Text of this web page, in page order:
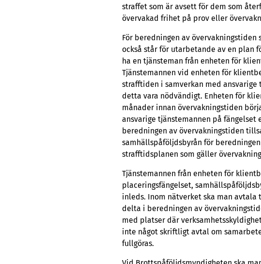
straffet som är avsett för dem som
övervakad frihet på prov eller
För beredningen av
också står för utarbetande av en plan
ha en tjänsteman från enheten för
Tjänstemannen vid enheten för
strafftiden i samverkan med
detta vara nödvändigt. Enheten för
månader innan övervakningstiden
ansvarige tjänstemannen på
beredningen av övervakningstiden
samhällspåföljdsbyrån för
strafftidsplanen som gäller
Tjänstemannen från enheten för
placeringsfängelset,
inleds. Inom nätverket ska man
delta i beredningen av
med platser där
inte något skriftligt avtal om
fullgöras.